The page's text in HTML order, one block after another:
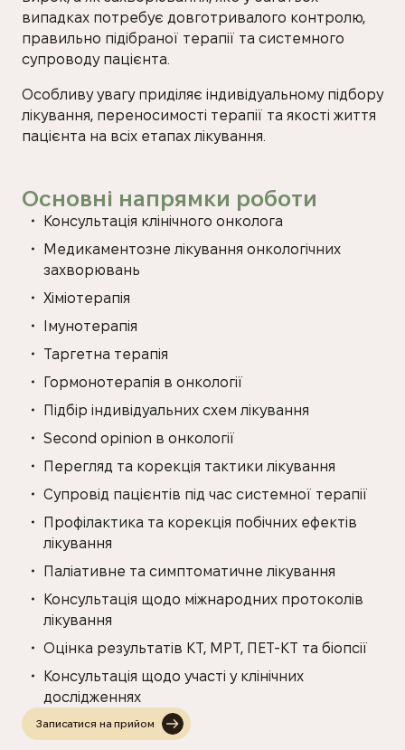
випадках потребує довготривалого контролю,
правильно підібраної терапії та системного
супроводу пацієнта.
Особливу увагу приділяє індивідуальному підбору
лікування, переносимості терапії та якості життя
пацієнта на всіх етапах лікування.
Основні напрямки роботи
Консультація клінічного онколога
Медикаментозне лікування онкологічних
захворювань
Хіміотерапія
Імунотерапія
Таргетна терапія
Гормонотерапія в онкології
Підбір індивідуальних схем лікування
Second opinion в онкології
Перегляд та корекція тактики лікування
Супровід пацієнтів під час системної терапії
Профілактика та корекція побічних ефектів
лікування
Паліативне та симптоматичне лікування
Консультація щодо міжнародних протоколів
лікування
Оцінка результатів КТ, МРТ, ПЕТ-КТ та біопсії
Консультація щодо участі у клінічних
дослідженнях
Записатися на прийом